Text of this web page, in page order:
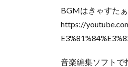
BGMはきゃすた
https://
音楽編集ソフトで